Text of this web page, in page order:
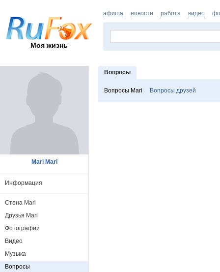
Моя жизнь
афиша новости работа видео
Вопросы
Вопросы Mari Вопросы друзей
Mari Mari
Информация
Стена Mari
Друзья Mari
Фотографии
Видео
Музыка
Вопросы